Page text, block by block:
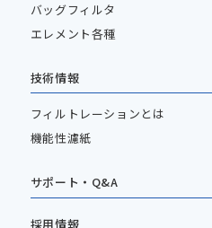
バッグフィルタ
エレメント各種
技術情報
フィルトレーションとは
機能性濾紙
サポート・Q&A
採用情報